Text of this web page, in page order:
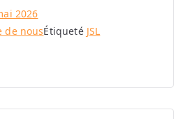
2026
de nousÉtiqueté JSL